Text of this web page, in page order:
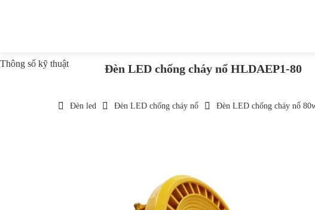
Thông số kỹ thuật Đèn LED chống cháy nổ HLDAEP1-80
Đèn led Đèn LED chống cháy nổ Đèn LED chống cháy nổ